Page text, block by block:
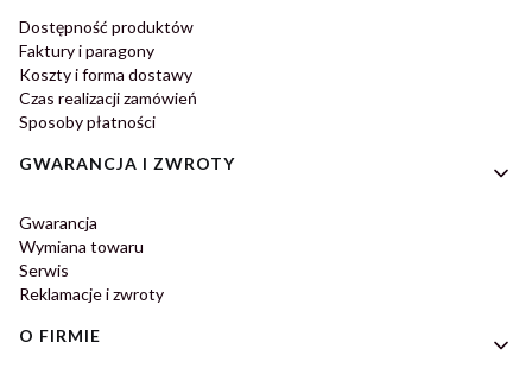
Dostępność produktów
Faktury i paragony
Koszty i forma dostawy
Czas realizacji zamówień
Sposoby płatności
GWARANCJA I ZWROTY
Gwarancja
Wymiana towaru
Serwis
Reklamacje i zwroty
O FIRMIE